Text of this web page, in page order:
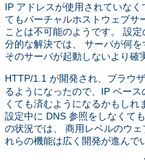
IP アドレスが使用されていな
てもバーチャルホストウェブサ
ことは不可能のようです。 設
分的な解決では、 サーバが何を
そのサーバが起動しないより確
HTTP/1.1 が開発され、ブラウ
るようになったので、IP ベー
くても済むようになるかもし
設定中に DNS 参照をしなくて
の状況では、 商用レベルのウ
れらの機能は広く開発が進んで